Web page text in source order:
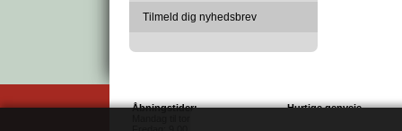
Tilmeld dig nyhedsbrev
Åbningstider:
Hurtige genveje